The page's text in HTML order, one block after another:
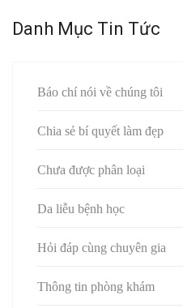
Danh Mục Tin Tức
Báo chí nói về chúng tôi
Chia sẻ bí quyết làm đẹp
Chưa được phân loại
Da liễu bệnh học
Hỏi đáp cùng chuyên gia
Thông tin phòng khám